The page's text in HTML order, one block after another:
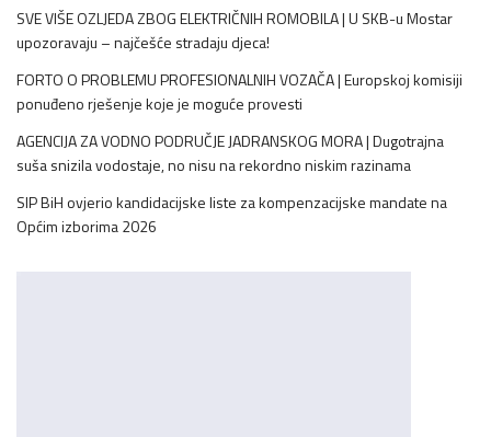
SVE VIŠE OZLJEDA ZBOG ELEKTRIČNIH ROMOBILA | U SKB-u Mostar
upozoravaju – najčešće stradaju djeca!
FORTO O PROBLEMU PROFESIONALNIH VOZAČA | Europskoj komisiji
ponuđeno rješenje koje je moguće provesti
AGENCIJA ZA VODNO PODRUČJE JADRANSKOG MORA | Dugotrajna
suša snizila vodostaje, no nisu na rekordno niskim razinama
SIP BiH ovjerio kandidacijske liste za kompenzacijske mandate na
Općim izborima 2026